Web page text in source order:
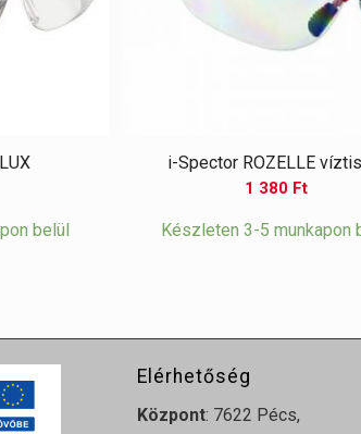
belül
i-Spector ROZELLE
1 380 Ft
Készleten 3-5 munkapon
Elérhetőség
Központ: 7622 Pécs,